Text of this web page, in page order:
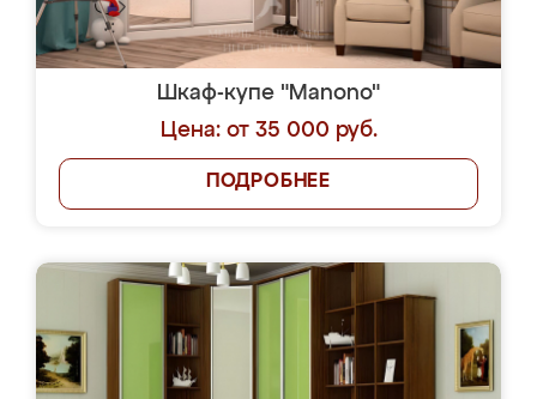
Шкаф-купе "Manono"
Цена: от 35 000 руб.
ПОДРОБНЕЕ